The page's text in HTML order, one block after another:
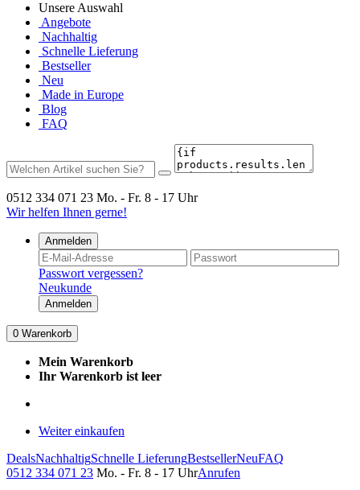
Unsere Auswahl
Angebote
Nachhaltig
Schnelle Lieferung
Bestseller
Neu
Made in Europe
Blog
FAQ
0512 334 071 23 Mo. - Fr. 8 - 17 Uhr
Wir helfen Ihnen gerne!
Anmelden
Passwort vergessen?
Neukunde
Anmelden
0 Warenkorb
Mein Warenkorb
Ihr Warenkorb ist leer
Weiter einkaufen
DealsNachhaltigSchnelle LieferungBestsellerNeuFAQ
0512 334 071 23 Mo. - Fr. 8 - 17 UhrAnrufen